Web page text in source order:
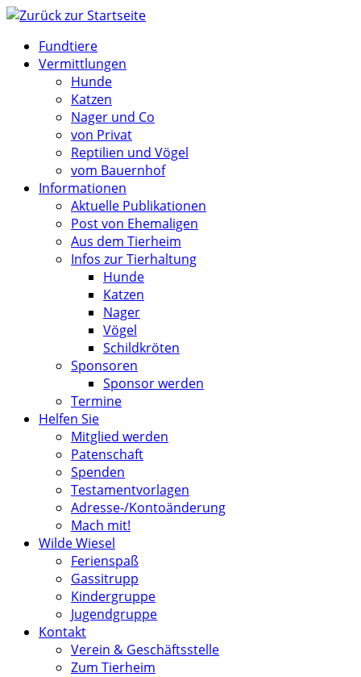
Zum
springenFundtiere
Vermittlungen
Hunde
Katzen
Nager und Co
von Privat
Reptilien und Vögel
vom Bauernhof
Informationen
Aktuelle Publikationen
Post von Ehemaligen
Aus dem Tierheim
Infos zur Tierhaltung
Hunde
Katzen
Nager
Vögel
Schildkröten
Sponsoren
Sponsor werden
Termine
Helfen Sie
Mitglied werden
Patenschaft
Spenden
Testamentvorlagen
Adresse-/Kontoänderung
Mach mit!
Wilde Wiesel
Ferienspaß
Gassitrupp
Kindergruppe
Jugendgruppe
Kontakt
Verein & Geschäftsstelle
Zum Tierheim